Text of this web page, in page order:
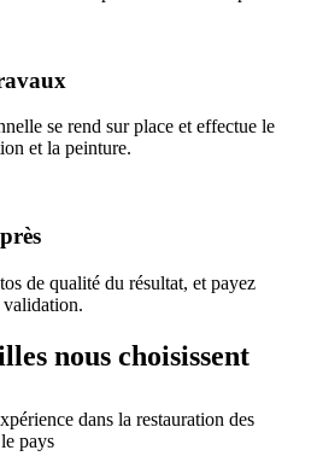
se rend sur place et effectue le
et la peinture.
de qualité du résultat, et payez
validation.
nous choisissent
dans la restauration des
pays